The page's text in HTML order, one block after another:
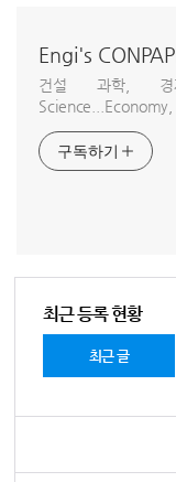
Engi's
건설 과학, 경
구독하기
최근 등록 현황
최근 글